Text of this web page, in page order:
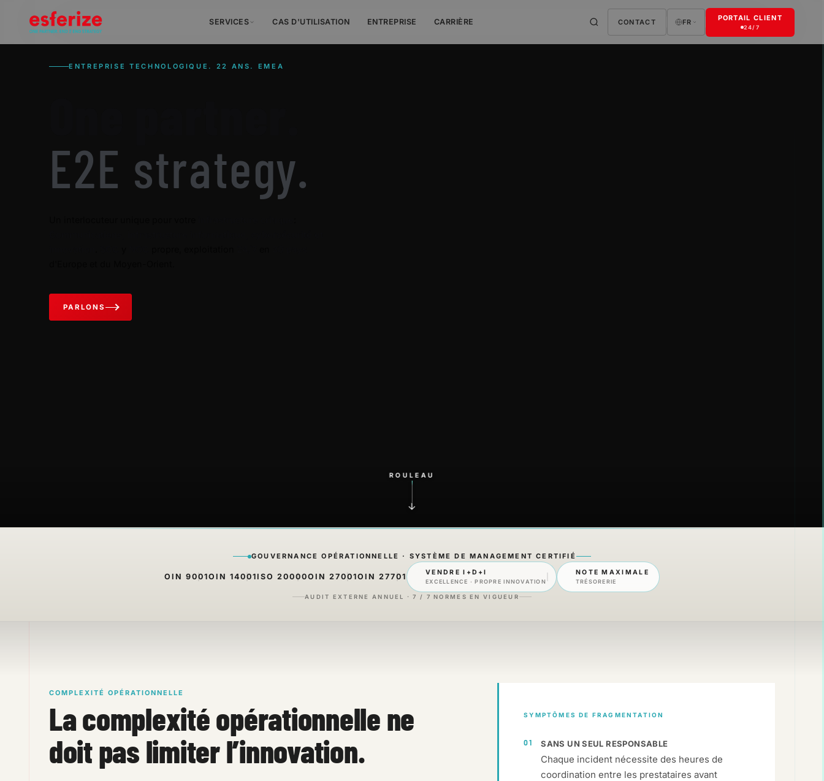
SERVICES CAS D'UTILISATION ENTREPRISE CARRIÈRE CONTACT FR
PORTAIL CLIENT
24/7
ENTREPRISE TECHNOLOGIQUE. 22 ANS. EMEA
E2E strategy.
PARLONS
ROULEAU
GOUVERNANCE OPÉRATIONNELLE · SYSTÈME DE MANAGEMENT CERTIFIÉ
OIN 9001OIN 14001ISO 20000OIN 27001OIN 27701 VENDRE I+D+I
EXCELLENCE · PROPRE INNOVATION
NOTE MAXIMALE
TRÉSORERIE
AUDIT EXTERNE ANNUEL · 7 / 7 NORMES EN VIGUEUR
COMPLEXITÉ OPÉRATIONNELLE
La complexité opérationnelle ne
doit pas limiter l’innovation.
SYMPTÔMES DE FRAGMENTATION
01 SANS UN SEUL RESPONSABLE
Chaque incident nécessite des heures de
coordination entre les prestataires avant